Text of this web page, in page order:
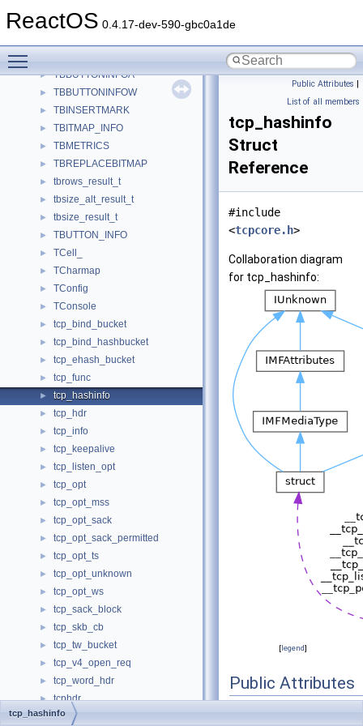
ReactOS 0.4.17-dev-590-gbc0a1de
► TaskTriggerImpl
► TBBUTTONINFOA
► TBBUTTONINFOW
► TBINSERTMARK
► TBITMAP_INFO
► TBMETRICS
► TBREPLACEBITMAP
► tbrows_result_t
► tbsize_alt_result_t
► tbsize_result_t
► TBUTTON_INFO
► TCell_
► TCharmap
► TConfig
► TConsole
► tcp_bind_bucket
► tcp_bind_hashbucket
► tcp_ehash_bucket
► tcp_func
► tcp_hashinfo
► tcp_hdr
► tcp_info
► tcp_keepalive
► tcp_listen_opt
► tcp_opt
► tcp_opt_mss
► tcp_opt_sack
► tcp_opt_sack_permitted
► tcp_opt_ts
► tcp_opt_unknown
► tcp_opt_ws
► tcp_sack_block
► tcp_skb_cb
► tcp_tw_bucket
► tcp_v4_open_req
► tcp_word_hdr
► tcphdr
► tcpip_api_call_data
Public Attributes |
List of all members
tcp_hashinfo
Struct
Reference
#include
<tcpcore.h>
Collaboration diagram
for tcp_hashinfo:
[legend]
Public Attributes
struct
tcp_hashinfo